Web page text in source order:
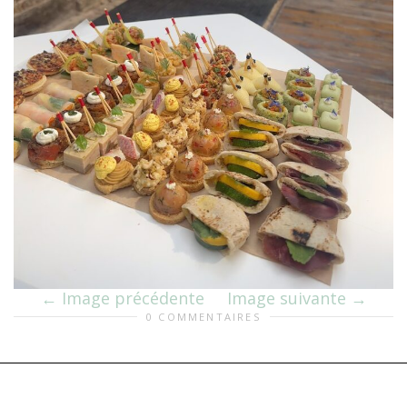
Image précédente Image suivante
0 COMMENTAIRES